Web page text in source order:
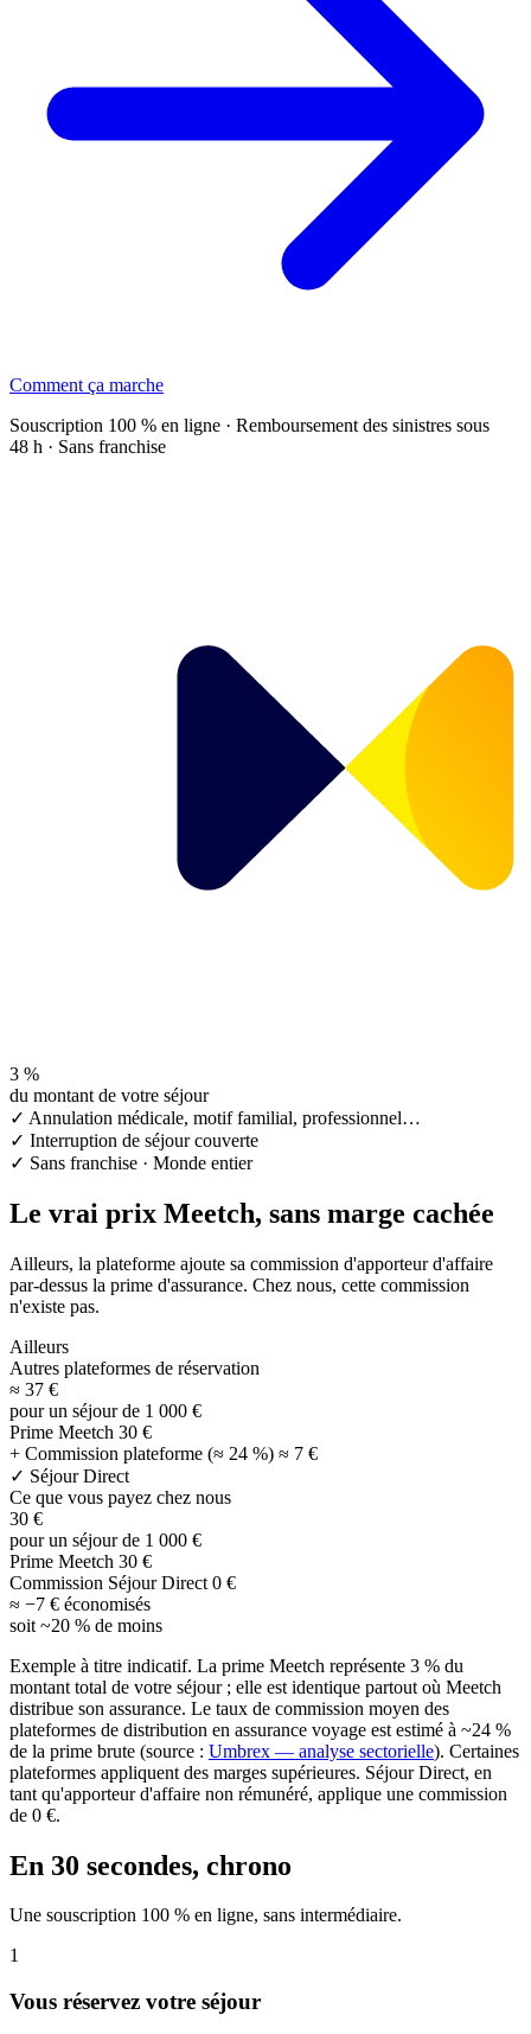
Comment ça marche
Souscription 100 % en ligne · Remboursement des sinistres sous
48 h · Sans franchise
3 %
du montant de votre séjour
✓ Annulation médicale, motif familial, professionnel…
✓ Interruption de séjour couverte
✓ Sans franchise · Monde entier
Le vrai prix Meetch, sans marge cachée
Ailleurs, la plateforme ajoute sa commission d'apporteur d'affaire
par-dessus la prime d'assurance. Chez nous, cette commission
n'existe pas.
Ailleurs
Autres plateformes de réservation
≈ 37 €
pour un séjour de 1 000 €
Prime Meetch 30 €
+ Commission plateforme (≈ 24 %) ≈ 7 €
✓ Séjour Direct
Ce que vous payez chez nous
30 €
pour un séjour de 1 000 €
Prime Meetch 30 €
Commission Séjour Direct 0 €
≈ −7 € économisés
soit ~20 % de moins
Exemple à titre indicatif. La prime Meetch représente 3 % du
montant total de votre séjour ; elle est identique partout où Meetch
distribue son assurance. Le taux de commission moyen des
plateformes de distribution en assurance voyage est estimé à ~24 %
de la prime brute (source : Umbrex — analyse sectorielle). Certaines
plateformes appliquent des marges supérieures. Séjour Direct, en
tant qu'apporteur d'affaire non rémunéré, applique une commission
de 0 €.
En 30 secondes, chrono
Une souscription 100 % en ligne, sans intermédiaire.
1
Vous réservez votre séjour